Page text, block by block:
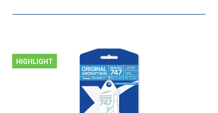
HIGHLIGHT